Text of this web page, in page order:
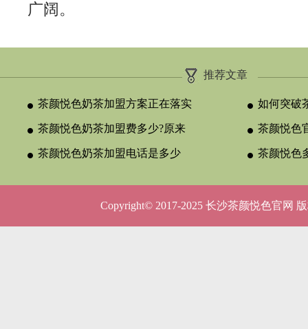
广阔。
推荐文章
茶颜悦色奶茶加盟方案正在落实 如何突破
颈？
茶颜悦色奶茶加盟费多少?原来
与合作类型
茶颜悦色
晚吗？
茶颜悦色奶茶加盟电话是多少 茶颜悦色
Copyright© 2017-2025 长沙茶颜悦色官网